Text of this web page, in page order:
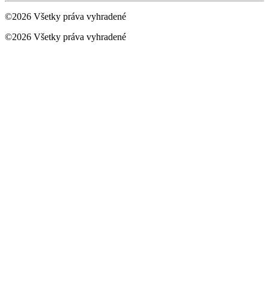
©2026 Všetky práva vyhradené
©2026 Všetky práva vyhradené